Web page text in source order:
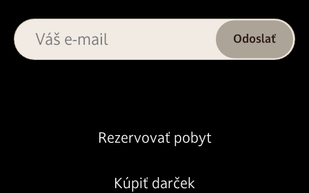
Odoslať
Rezervovať pobyt
Kúpiť darček